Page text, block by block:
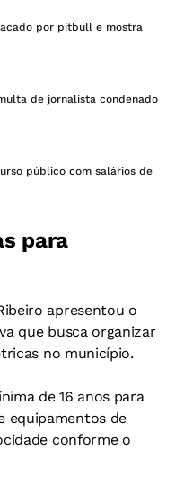
por pitbull e mostra
de jornalista condenado
público com salários de
para
apresentou o
que busca organizar
no município.
de 16 anos para
equipamentos de
conforme o